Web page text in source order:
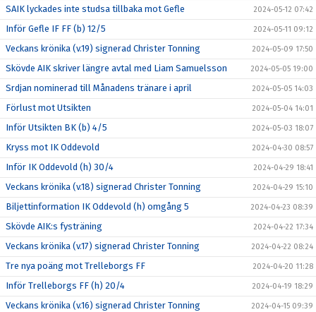
SAIK lyckades inte studsa tillbaka mot Gefle 2024-05-12 07:42
Inför Gefle IF FF (b) 12/5 2024-05-11 09:12
Veckans krönika (v.19) signerad Christer Tonning 2024-05-09 17:50
Skövde AIK skriver längre avtal med Liam Samuelsson 2024-05-05 19:00
Srdjan nominerad till Månadens tränare i april 2024-05-05 14:03
Förlust mot Utsikten 2024-05-04 14:01
Inför Utsikten BK (b) 4/5 2024-05-03 18:07
Kryss mot IK Oddevold 2024-04-30 08:57
Inför IK Oddevold (h) 30/4 2024-04-29 18:41
Veckans krönika (v.18) signerad Christer Tonning 2024-04-29 15:10
Biljettinformation IK Oddevold (h) omgång 5 2024-04-23 08:39
Skövde AIK:s fysträning 2024-04-22 17:34
Veckans krönika (v.17) signerad Christer Tonning 2024-04-22 08:24
Tre nya poäng mot Trelleborgs FF 2024-04-20 11:28
Inför Trelleborgs FF (h) 20/4 2024-04-19 18:29
Veckans krönika (v.16) signerad Christer Tonning 2024-04-15 09:39